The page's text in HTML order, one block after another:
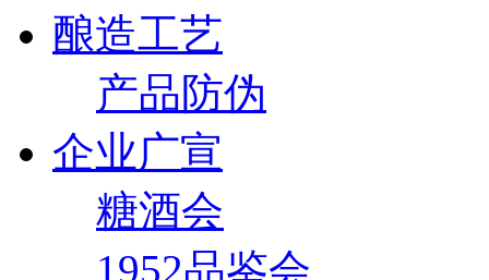
酿造工艺
产品防伪
企业广宣
糖酒会
1952品鉴会